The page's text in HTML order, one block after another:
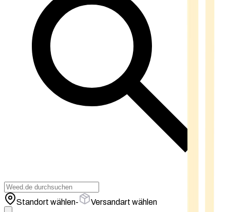
Standort wählen- Versandart wählen